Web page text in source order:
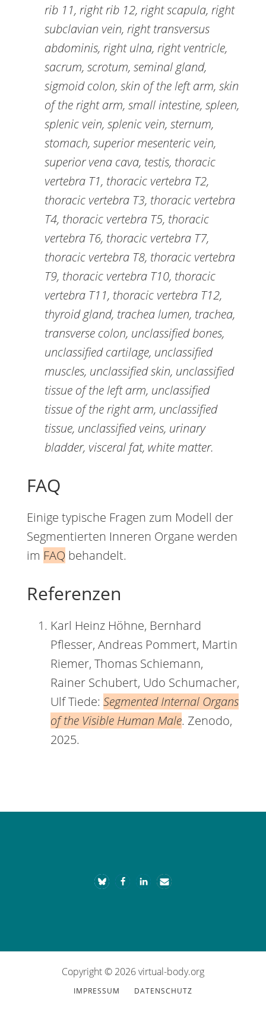
rib 11, right rib 12, right scapula, right
subclavian vein, right transversus
abdominis, right ulna, right ventricle,
sacrum, scrotum, seminal gland,
sigmoid colon, skin of the left arm, skin
of the right arm, small intestine, spleen,
splenic vein, splenic vein, sternum,
stomach, superior mesenteric vein,
superior vena cava, testis, thoracic
vertebra T1, thoracic vertebra T2,
thoracic vertebra T3, thoracic vertebra
T4, thoracic vertebra T5, thoracic
vertebra T6, thoracic vertebra T7,
thoracic vertebra T8, thoracic vertebra
T9, thoracic vertebra T10, thoracic
vertebra T11, thoracic vertebra T12,
thyroid gland, trachea lumen, trachea,
transverse colon, unclassified bones,
unclassified cartilage, unclassified
muscles, unclassified skin, unclassified
tissue of the left arm, unclassified
tissue of the right arm, unclassified
tissue, unclassified veins, urinary
bladder, visceral fat, white matter.
FAQ
Einige typische Fragen zum Modell der
Segmentierten Inneren Organe werden
im FAQ behandelt.
Referenzen
Karl Heinz Höhne, Bernhard
Pflesser, Andreas Pommert, Martin
Riemer, Thomas Schiemann,
Rainer Schubert, Udo Schumacher,
Ulf Tiede: Segmented Internal Organs
of the Visible Human Male. Zenodo,
2025.
Copyright © 2026 virtual-body.org
IMPRESSUM DATENSCHUTZ­